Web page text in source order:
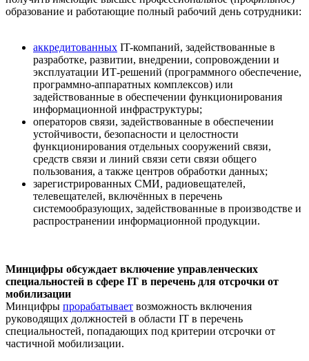
образование и работающие полный рабочий день сотрудники:
аккредитованных IT-компаний, задействованные в
разработке, развитии, внедрении, сопровождении и
эксплуатации ИТ-решений (программного обеспечение,
программно-аппаратных комплексов) или
задействованные в обеспечении функционирования
информационной инфраструктуры;
операторов связи, задействованные в обеспечении
устойчивости, безопасности и целостности
функционирования отдельных сооружений связи,
средств связи и линий связи сети связи общего
пользования, а также центров обработки данных;
зарегистрированных СМИ, радиовещателей,
телевещателей, включённых в перечень
системообразующих, задействованные в производстве и
распространении информационной продукции.
Минцифры обсуждает включение управленческих
специальностей в сфере IT в перечень для отсрочки от
мобилизации
Минцифры прорабатывает возможность включения
руководящих должностей в области IT в перечень
специальностей, попадающих под критерии отсрочки от
частичной мобилизации.